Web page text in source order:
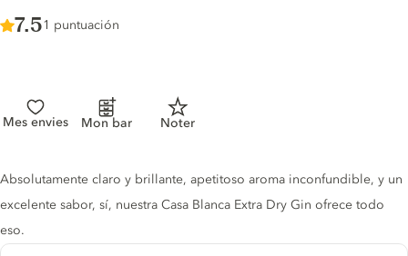
Score :
7.5/ 10
1 puntuación
Mes envies Mon bar Noter
Gin description
Absolutamente claro y brillante, apetitoso aroma inconfundible, y un
excelente sabor, sí, nuestra Casa Blanca Extra Dry Gin ofrece todo
eso.